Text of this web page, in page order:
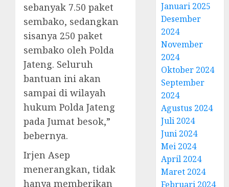
sebanyak 7.50 paket
sembako, sedangkan
sisanya 250 paket
sembako oleh Polda
Jateng. Seluruh
bantuan ini akan
sampai di wilayah
hukum Polda Jateng
pada Jumat besok,”
bebernya.
Irjen Asep
menerangkan, tidak
hanya memberikan
Januari 2025
Desember
2024
November
2024
Oktober 2024
September
2024
Agustus 2024
Juli 2024
Juni 2024
Mei 2024
April 2024
Maret 2024
Februari 2024